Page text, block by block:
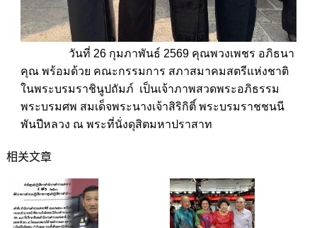
วันที่​ 26​ กุมภาพันธ์​ 2569 คุณพวงเพชร​ อภิธนา
คุณ​ พร้อมด้วย​ คณะกรรมการ​ สภาสมาคมสตรีแห่งชาติ
ในพระบรมราชินูปถัมภ์​ เป็นเจ้าภาพสวดพระอภิธรรม
พระบรมศพ สมเด็จพระนางเจ้าสิริกิติ์ พระบรมราชชนนี
พันปีหลวง ณ พระที่นั่งดุสิตมหาปราสาท​
相关文章